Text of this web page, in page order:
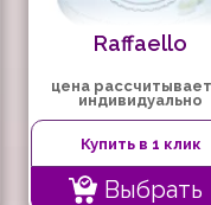
Raffaello
цена
индивидуально
Купить в 1 клик
Выбрать